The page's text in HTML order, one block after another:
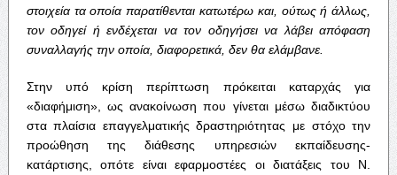
στοιχεία τα οποία παρατίθενται κατωτέρω και, ούτως ή άλλως
τον οδηγεί ή ενδέχεται να τον οδηγήσει να λάβει απόφαση
συναλλαγής την οποία, διαφορετικά, δεν θα ελάμβανε.
Στην υπό κρίση περίπτωση πρόκειται καταρχάς για
«διαφήμιση», ως ανακοίνωση που γίνεται μέσω διαδικτύου
στα πλαίσια επαγγελματικής δραστηριότητας με στόχο την
προώθηση της διάθεσης υπηρεσιών εκπαίδευσης-
κατάρτισης, οπότε είναι εφαρμοστέες οι διατάξεις του Ν.